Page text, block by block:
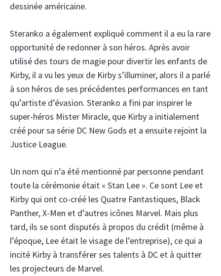
dessinée américaine.
Steranko a également expliqué comment il a eu la rare
opportunité de redonner à son héros. Après avoir
utilisé des tours de magie pour divertir les enfants de
Kirby, il a vu les yeux de Kirby s’illuminer, alors il a parlé
à son héros de ses précédentes performances en tant
qu’artiste d’évasion. Steranko a fini par inspirer le
super-héros Mister Miracle, que Kirby a initialement
créé pour sa série DC New Gods et a ensuite rejoint la
Justice League.
Un nom qui n’a été mentionné par personne pendant
toute la cérémonie était « Stan Lee ». Ce sont Lee et
Kirby qui ont co-créé les Quatre Fantastiques, Black
Panther, X-Men et d’autres icônes Marvel. Mais plus
tard, ils se sont disputés à propos du crédit (même à
l’époque, Lee était le visage de l’entreprise), ce qui a
incité Kirby à transférer ses talents à DC et à quitter
les projecteurs de Marvel.